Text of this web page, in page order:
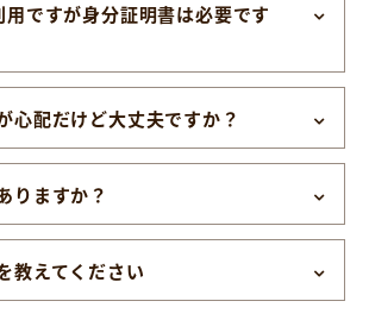
ですが身分証明書は必要です
心配だけど大丈夫ですか？
りますか？
教えてください